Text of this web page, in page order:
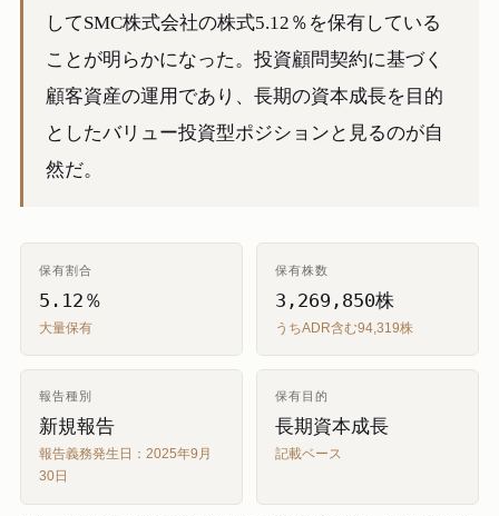
してSMC株式会社の株式5.12％を保有している
ことが明らかになった。投資顧問契約に基づく
顧客資産の運用であり、長期の資本成長を目的
としたバリュー投資型ポジションと見るのが自
然だ。
保有割合
5.12％
大量保有
保有株数
3,269,850株
うちADR含む94,319株
報告種別
新規報告
報告義務発生日：2025年9月
30日
保有目的
長期資本成長
記載ベース